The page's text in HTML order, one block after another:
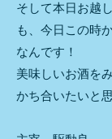
そして本日お越
も、今日この時
なんです！
美味しいお酒を
かち合いたいと